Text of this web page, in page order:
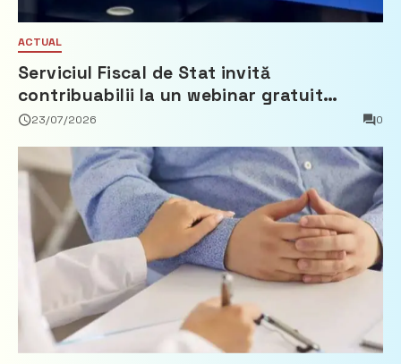
ACTUAL
Serviciul Fiscal de Stat invită
contribuabilii la un webinar gratuit
privind calculul impozitului pe bunurile
23/07/2026 0